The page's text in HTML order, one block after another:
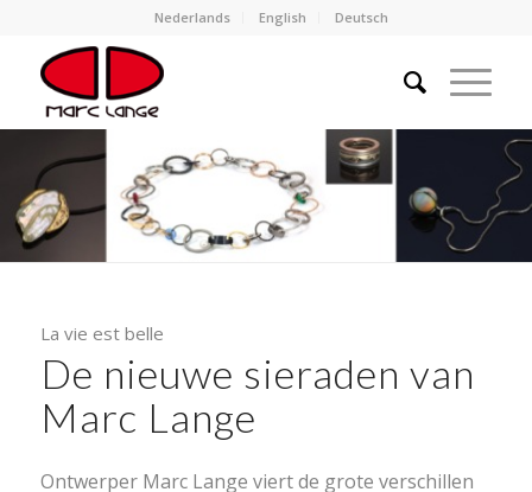
Nederlands English Deutsch
La vie est belle
De nieuwe sieraden van
Marc Lange
Ontwerper Marc Lange viert de grote verschillen